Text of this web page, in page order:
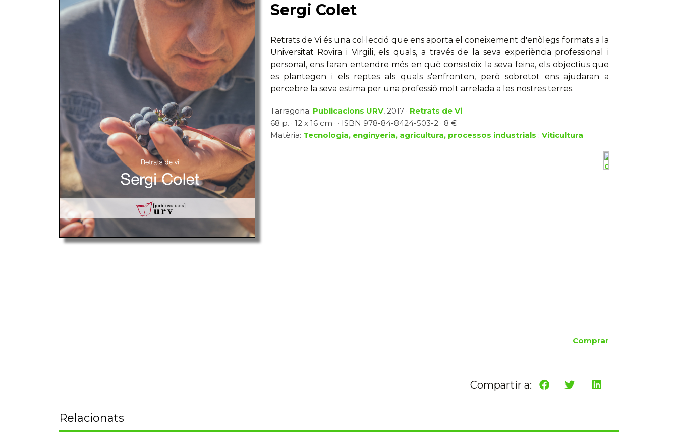
Sergi Colet
Retrats de Vi és una col·lecció que ens aporta el coneixement d'enòlegs formats a la
Universitat Rovira i Virgili, els quals, a través de la seva experiència professional i
personal, ens faran entendre més en què consisteix la seva feina, els objectius que
es plantegen i els reptes als quals s'enfronten, però sobretot ens ajudaran a
percebre la seva estima per una professió molt arrelada a les nostres terres.
Tarragona: Publicacions URV, 2017 · Retrats de Vi
68 p. · 12 x 16 cm · · ISBN 978-84-8424-503-2 · 8 €
Matèria: Tecnologia, enginyeria, agricultura, processos industrials : Viticultura
Comprar
Compartir a:
Relacionats